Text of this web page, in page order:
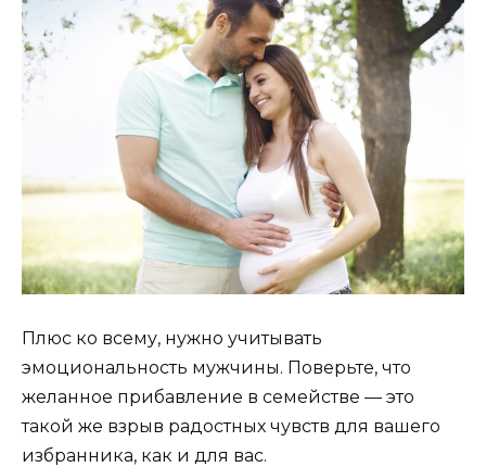
Плюс ко всему, нужно учитывать
эмоциональность мужчины. Поверьте, что
желанное прибавление в семействе — это
такой же взрыв радостных чувств для вашего
избранника, как и для вас.